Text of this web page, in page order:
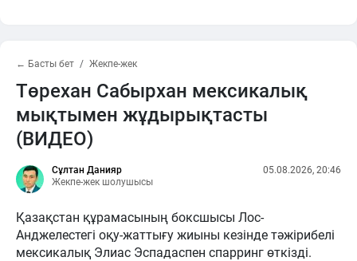
← Басты бет Жекпе-жек
Төрехан Сабырхан мексикалық
мықтымен жұдырықтасты
(ВИДЕО)
Сұлтан Данияр
Жекпе-жек шолушысы
05.08.2026, 20:46
Қазақстан құрамасының боксшысы Лос-
Анджелестегі оқу-жаттығу жиыны кезінде тәжірибелі
мексикалық Элиас Эспадаспен спарринг өткізді.